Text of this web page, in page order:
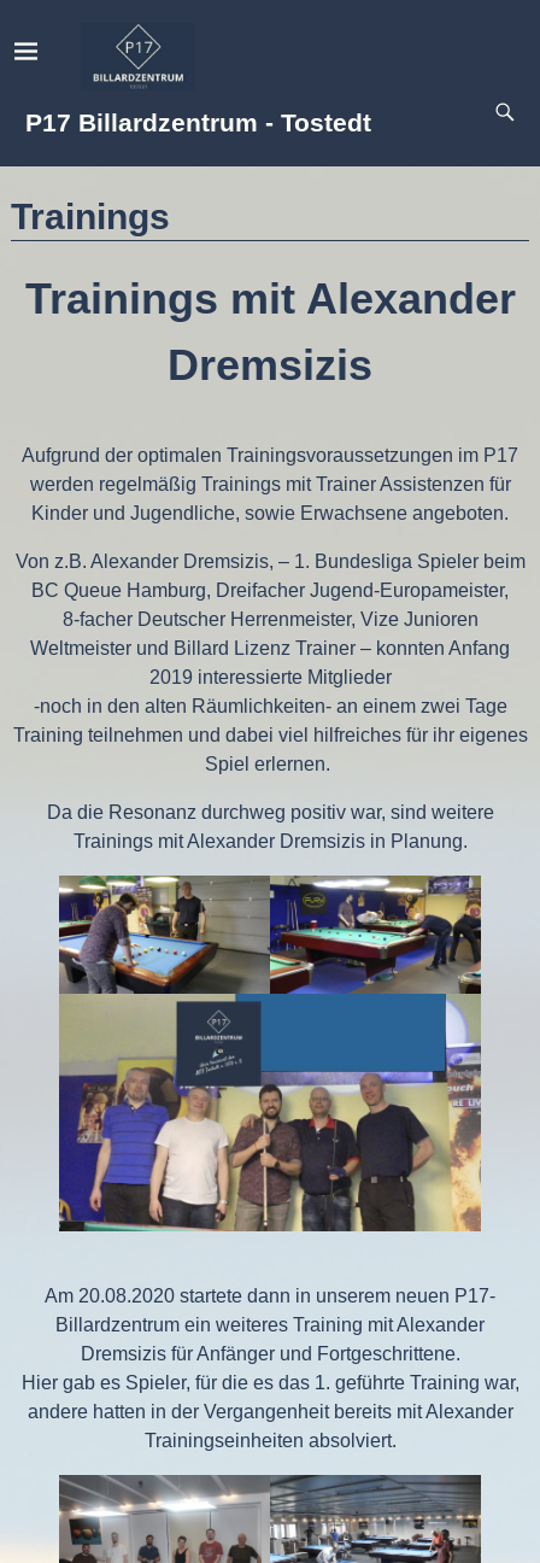
P17 Billardzentrum - Tostedt
Trainings
Trainings mit Alexander
Dremsizis
Aufgrund der optimalen Trainingsvoraussetzungen im P17
werden regelmäßig Trainings mit Trainer Assistenzen für
Kinder und Jugendliche, sowie Erwachsene angeboten.
Von z.B. Alexander Dremsizis, – 1. Bundesliga Spieler beim
BC Queue Hamburg, Dreifacher Jugend-Europameister,
8-facher Deutscher Herrenmeister, Vize Junioren
Weltmeister und Billard Lizenz Trainer – konnten Anfang
2019 interessierte Mitglieder
-noch in den alten Räumlichkeiten- an einem zwei Tage
Training teilnehmen und dabei viel hilfreiches für ihr eigenes
Spiel erlernen.
Da die Resonanz durchweg positiv war, sind weitere
Trainings mit Alexander Dremsizis in Planung.
Am 20.08.2020 startete dann in unserem neuen P17-
Billardzentrum ein weiteres Training mit Alexander
Dremsizis für Anfänger und Fortgeschrittene.
Hier gab es Spieler, für die es das 1. geführte Training war,
andere hatten in der Vergangenheit bereits mit Alexander
Trainingseinheiten absolviert.